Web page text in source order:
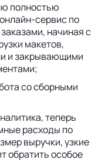
полностью
сервис по
начиная с
макетов,
и закрывающими
со сборными
теперь
расходы по
выручки, узкие
обратить особое